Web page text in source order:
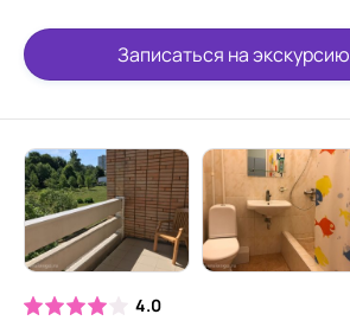
Записаться на экскурсию
4.0